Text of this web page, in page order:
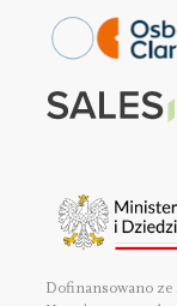
Dofinansowano